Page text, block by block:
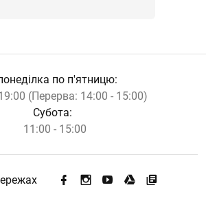
по п'ятницю:
(Перерва: 14:00 - 15:00)
Субота:
11:00 - 15:00